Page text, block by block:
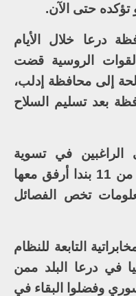
تؤكده حتى الآن.
درعا خلال الأيام
القوات الروسية قضت
إلى محافظة إدلب،
بعد تسليم السلاح
في تسوية
أوضاعهم في درعا وثيقة تعهد من 11 بندا أرفق معها
تخص الفصائل
التابعة للنظام
في درعا البلد ممن
وفضلوا البقاء في